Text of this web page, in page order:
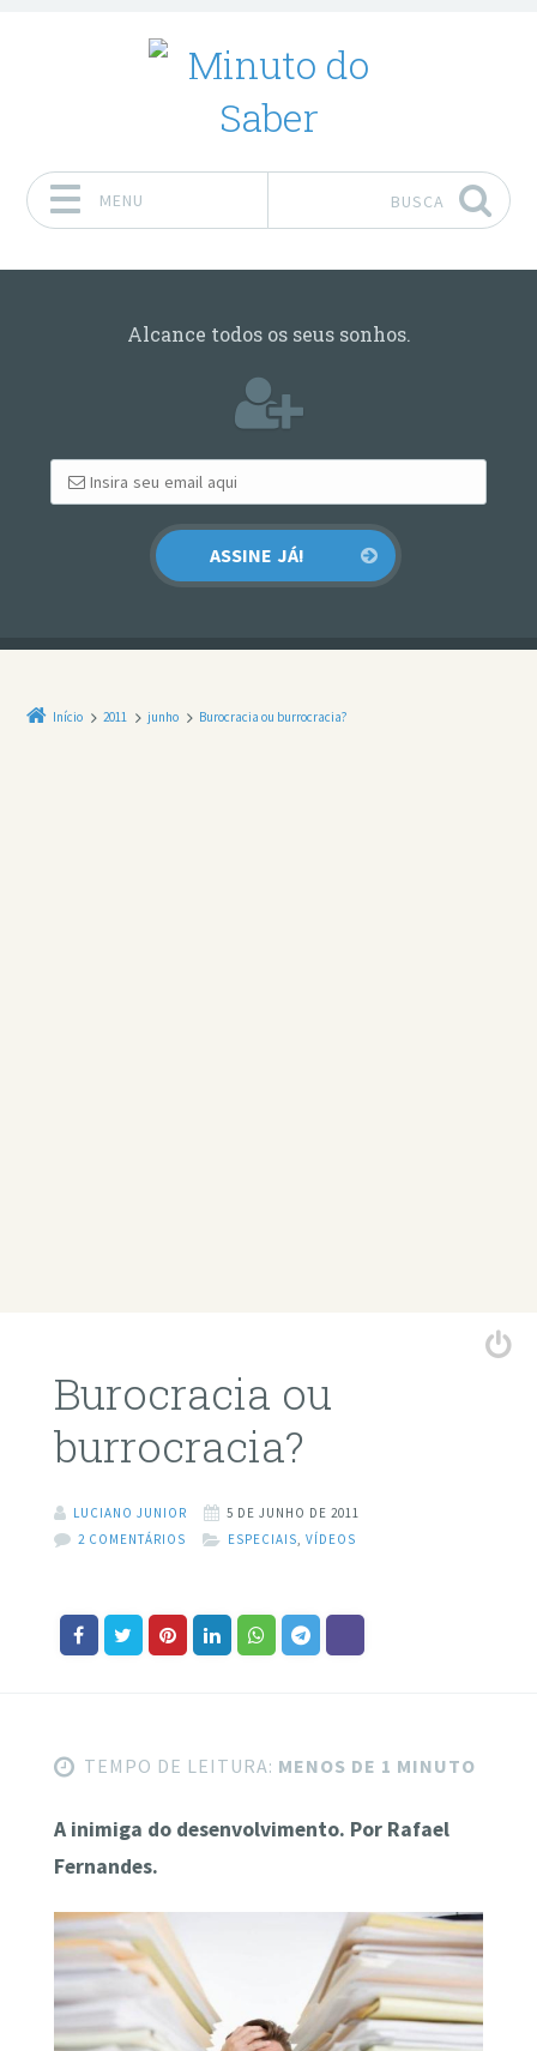
MENU BUSCA
Alcance todos os seus sonhos.
Início 2011 junho Burocracia ou burrocracia?
Burocracia ou
burrocracia?
LUCIANO JUNIOR
5 DE JUNHO DE 2011
2 COMENTÁRIOS
ESPECIAIS VÍDEOS
TEMPO DE LEITURA: MENOS DE 1 MINUTO
A inimiga do desenvolvimento. Por Rafael
Fernandes.